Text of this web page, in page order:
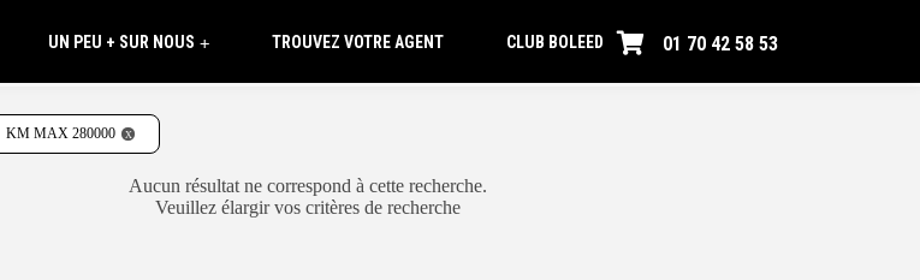
+
UN PEU + SUR NOUS TROUVEZ VOTRE AGENT CLUB BOLEED 01 70 42 58 53
KM MAX 280000
Aucun résultat ne correspond à cette recherche.
Veuillez élargir vos critères de recherche